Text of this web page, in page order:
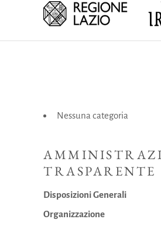
Nessuna categoria
TRASPARENTE
Disposizioni Generali
Organizzazione